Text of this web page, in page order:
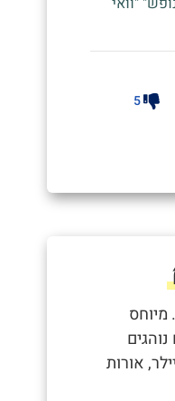
5
מיוחס
אורות